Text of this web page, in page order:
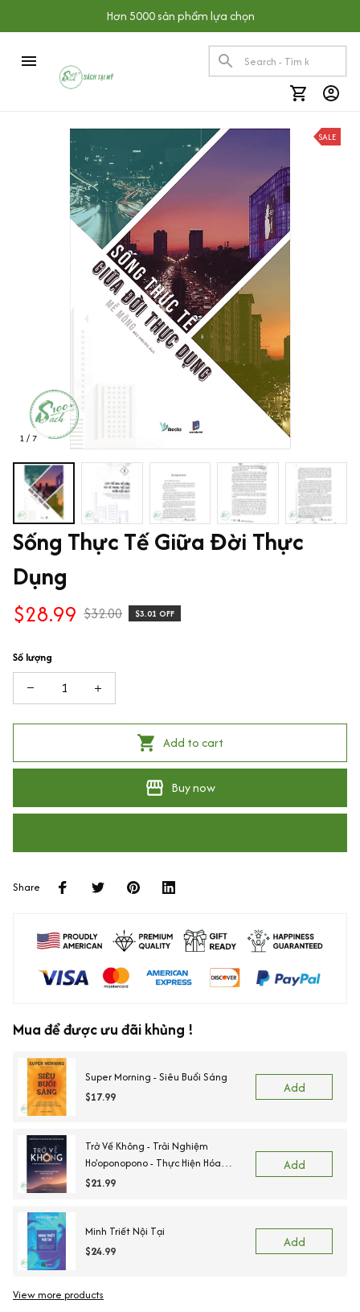
Hơn 5000 sản phẩm lựa chọn
1 / 7
SALE
Sống Thực Tế Giữa Đời Thực
Dụng
$28.99 $32.00 $3.01 OFF
Số lượng
Add to cart
Buy now
Share
Mua để được ưu đãi khủng !
Super Morning - Siêu Buổi Sáng
$17.99
Add
Trở Về Không - Trải Nghiệm
Ho'oponopono - Thực Hiện Hóa
Những Phép Màu Trong Cuộc Sống
$21.99
Add
Minh Triết Nội Tại
$24.99
Add
View more products